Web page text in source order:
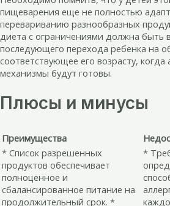
пищеварения еще не полностью
перевариванию разнообразных
диета с ограничениями должна быть
последующего перехода ребенка на
соответствующее его возрасту,
механизмы будут готовы.
Плюсы и минусы
Преимущества
* Список разрешенных
продуктов обеспечивает
полноценное и
сбалансированное питание на
продолжительный срок. *
*